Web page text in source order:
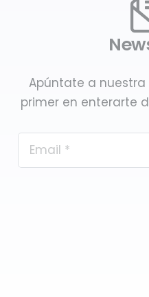
Apúntate a nuestra
primer en enterarte